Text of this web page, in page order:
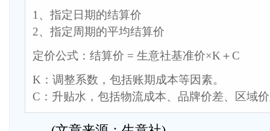
1、指定日期的结算价
2、指定周期的平均结算价
定价公式：结算价 = 生意社基准价×K＋C
K：调整系数，包括账期成本等因素。
C：升贴水，包括物流成本、品牌价差、区域